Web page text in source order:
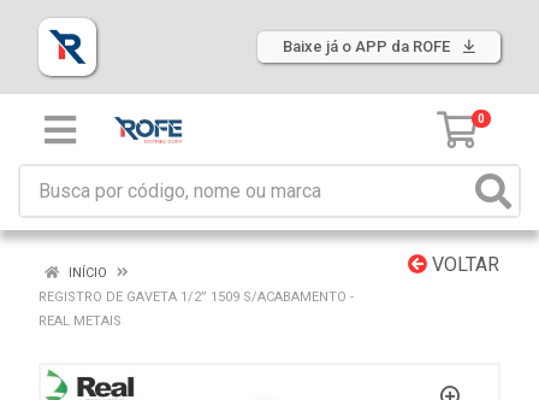
Baixe já o APP da ROFE
0
VOLTAR
INÍCIO
REGISTRO DE GAVETA 1/2” 1509 S/ACABAMENTO -
REAL METAIS